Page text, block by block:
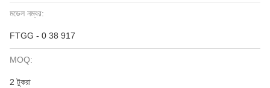
মডেল নম্বর:
FTGG - 0 38 917
MOQ:
2 টুকরা